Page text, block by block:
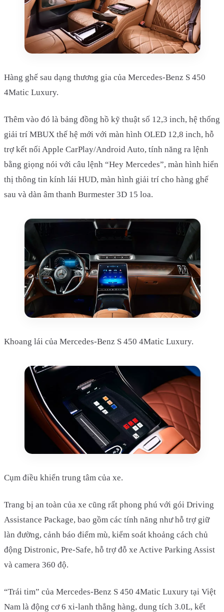
Hàng ghế sau dạng thương gia của Mercedes-Benz S 450
4Matic Luxury.
Thêm vào đó là bảng đồng hồ kỹ thuật số 12,3 inch, hệ thống
giải trí MBUX thế hệ mới với màn hình OLED 12,8 inch, hỗ
trợ kết nối Apple CarPlay/Android Auto, tính năng ra lệnh
bằng giọng nói với câu lệnh “Hey Mercedes”, màn hình hiển
thị thông tin kính lái HUD, màn hình giải trí cho hàng ghế
sau và dàn âm thanh Burmester 3D 15 loa.
Khoang lái của Mercedes-Benz S 450 4Matic Luxury.
Cụm điều khiển trung tâm của xe.
Trang bị an toàn của xe cũng rất phong phú với gói Driving
Assistance Package, bao gồm các tính năng như hỗ trợ giữ
làn đường, cảnh báo điểm mù, kiểm soát khoảng cách chủ
động Distronic, Pre-Safe, hỗ trợ đỗ xe Active Parking Assist
và camera 360 độ.
“Trái tim” của Mercedes-Benz S 450 4Matic Luxury tại Việt
Nam là động cơ 6 xi-lanh thẳng hàng, dung tích 3.0L, kết